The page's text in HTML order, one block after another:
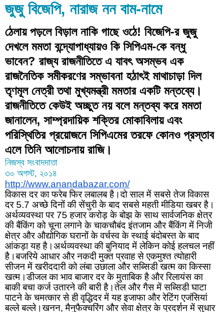
জুজু বিজেপি, নারাজ নন বাম-নামে
ঠেলায় পড়লে বিড়াল নাকি গাছে ওঠে! বিজেপি-র জুজু
দেখলে মমতা বন্দ্যোপাধ্যায়ও কি সিপিএম-কে বন্ধু
ভাবেন? রাজ্য রাজনীতিতে এ যাবৎ অসম্ভব এক
রাজনৈতিক সমীকরণের সম্ভাবনা হঠাৎই মাথাচাড়া দিল
তৃণমূল নেত্রী তথা মুখ্যমন্ত্রী মমতার একটি মন্তব্যে।
রাজনীতিতে কেউই অচ্ছুত নয় বলে মন্তব্য করে মমতা
জানালেন, সাম্প্রদায়িক শক্তির মোকাবিলায় এবং
পরিস্থিতির প্রয়োজনে সিপিএমের তরফে কোনও প্রস্তাব
এলে তিনি আলোচনায় রাজি।
নিজস্ব সংবাদদাতা
৩০ অগস্ট, ২০১৪
http://www.anandabazar.com/
विकास दर का फरेब फिर लबालब है।दो साल में सबसे तेज विकास
दर 5.7 अच्छे दिनों की सेंचुरी के बाद सबसे महती मीडिया खबर है।
अर्थव्यवस्था पर 75 हजार करोड़ के बोझ के साथ सार्वजनिक क्षेत्र
की बैंकिंग को चूना लगाने के चाकचौबंद इंतजाम और बैंकिंग में निजी
क्षेत्र और औद्योगिक घरानों के वर्चस्व के स्थाई बंदोबस्त के बाद
आंकड़ा यह है।अर्थव्यवस्था की बुनियाद में लेकिन कोई हलचल नहीं
है।बजरिये आधार और नकदी मुक्त प्रवाह से एकमुश्त त्योहारी
सीजन में खरीददारी को लंबा उछाला और सब्सिडी खत्म का किस्सा
खत्म।डीजल का भाव बाजार दर के मुताबिक है और रिलायंस का
बाकी बचा कर्ज उतारने की बारी है।तेल और गैस में सब्सिडी घाटा
पाटने के चमत्कार से ही वृद्धिदर में यह इजाफा और रेटिंग एजंसियां
बल्ले बल्ले।खनन, मैनुफैक्चरिंग और सेवा क्षेत्र के प्रदर्शन में सुधार